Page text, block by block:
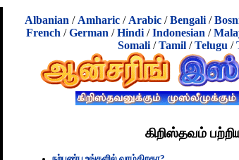
Albanian / Amharic / Arabic /Bengali /
French /German /Hindi /Indonesian /
Somali/Tamil/Telugu /
கிறிஸ்தவம்